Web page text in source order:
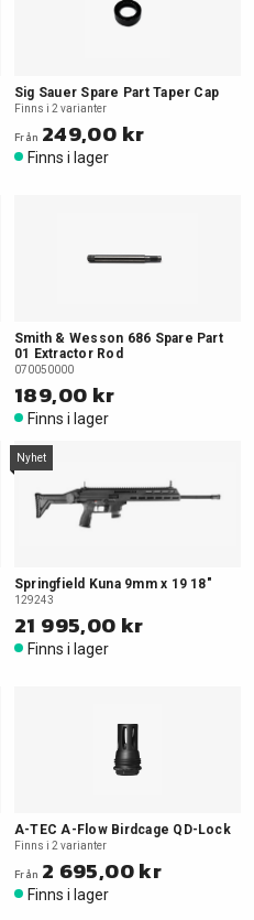
Sig Sauer Spare Part Taper Cap
Finns i 2 varianter
Från 249,00 kr
Finns i lager
Smith & Wesson 686 Spare Part
01 Extractor Rod
070050000
189,00 kr
Finns i lager
Nyhet
Springfield Kuna 9mm x 19 18"
129243
21 995,00 kr
Finns i lager
A-TEC A-Flow Birdcage QD-Lock
Finns i 2 varianter
Från 2 695,00 kr
Finns i lager